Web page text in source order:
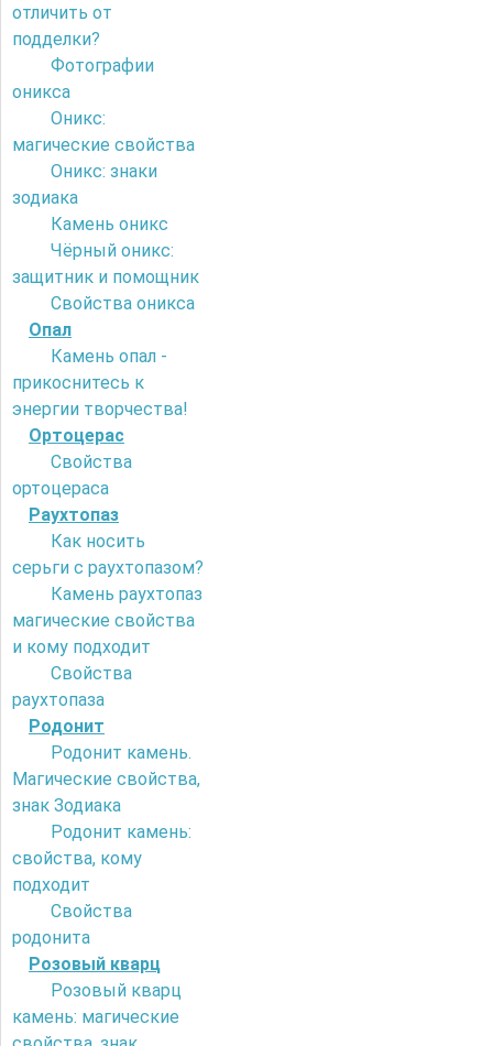
отличить от
подделки?
Фотографии
оникса
Оникс:
магические свойства
Оникс: знаки
зодиака
Камень оникс
Чёрный оникс:
защитник и помощник
Свойства оникса
Опал
Камень опал -
прикоснитесь к
энергии творчества!
Ортоцерас
Свойства
ортоцераса
Раухтопаз
Как носить
серьги с раухтопазом?
Камень раухтопаз
магические свойства
и кому подходит
Свойства
раухтопаза
Родонит
Родонит камень.
Магические свойства,
знак Зодиака
Родонит камень:
свойства, кому
подходит
Свойства
родонита
Розовый кварц
Розовый кварц
камень: магические